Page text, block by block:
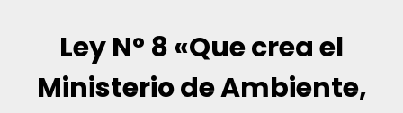
Ley N° 8 «Que crea el
Ministerio de Ambiente,